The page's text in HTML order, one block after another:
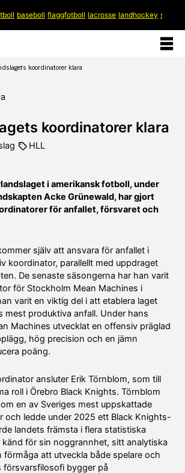
baseboll flaggfotboll lacrosse landhockey softboll
koordinatorer klara
koordinatorer klara
HLL
i amerikansk fotboll, under
Acke Grünewald, har gjort
för anfallet, försvaret och
själv att ansvara för anfallet i
koordinator, parallellt med uppdraget
De senaste säsongerna har han varit
för Stockholm Mean Machines i
varit en viktig del i att etablera laget
mest produktiva anfall. Under hans
Machines utvecklat en offensiv präglad
hög precision och en jämn
poäng.
ansluter Erik Törnblom, som till
roll i Örebro Black Knights. Törnblom
en av Sveriges mest uppskattade
och ledde under 2025 ett Black Knights-
landets främsta i flera statistiska
känd för sin noggrannhet, sitt analytiska
att utveckla både spelare och
försvarsfilosofi bygger på